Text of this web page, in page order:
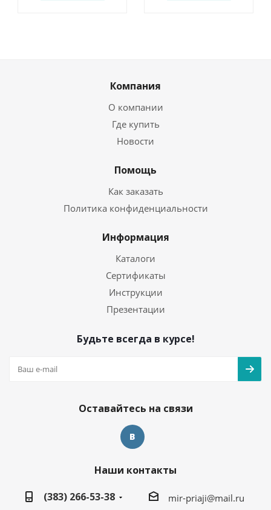
Компания
О компании
Где купить
Новости
Помощь
Как заказать
Политика конфиденциальности
Информация
Каталоги
Сертификаты
Инструкции
Презентации
Будьте всегда в курсе!
Оставайтесь на связи
Наши контакты
(383) 266-53-38
mir-priaji@mail.ru